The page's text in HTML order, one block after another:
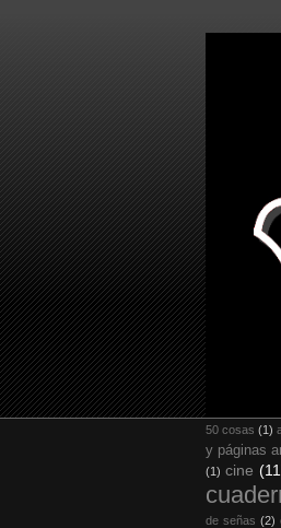
50 cosas (1)
y páginas
(1) cine
de señas (2)